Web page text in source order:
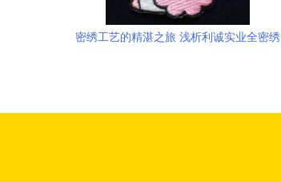
密绣工艺的精湛之旅 浅析利诚实业全密绣